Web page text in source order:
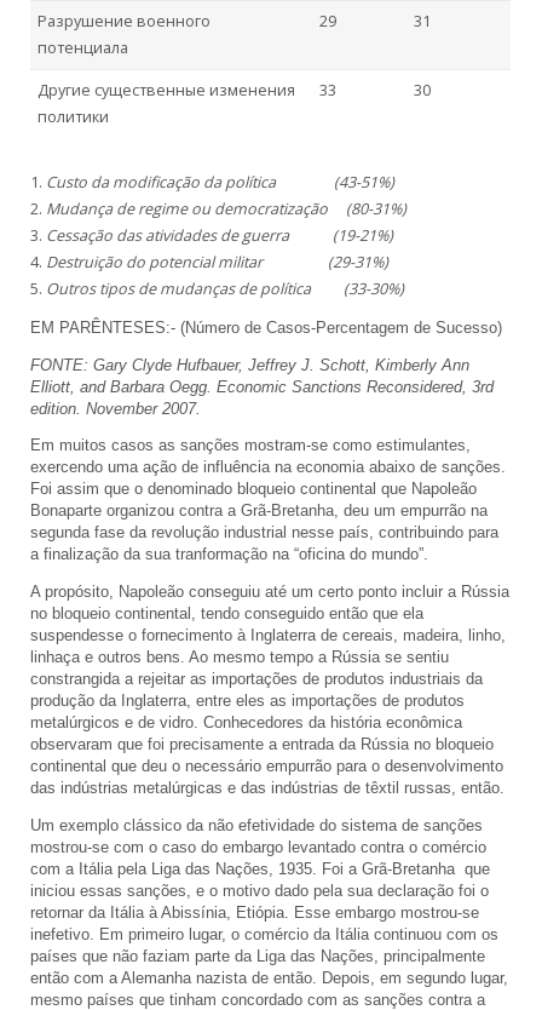
Разрушение военного
потенциала
29 31
Другие существенные изменения
политики
33 30
Custo da modificação da política (43-51%)
Mudança de regime ou democratização (80-31%)
Cessação das atividades de guerra (19-21%)
Destruição do potencial militar (29-31%)
Outros tipos de mudanças de política (33-30%)
EM PARÊNTESES:- (Número de Casos-Percentagem de Sucesso)
FONTE: Gary Clyde Hufbauer, Jeffrey J. Schott, Kimberly Ann
Elliott, and Barbara Oegg. Economic Sanctions Reconsidered, 3rd
edition. November 2007.
Em muitos casos as sanções mostram-se como estimulantes,
exercendo uma ação de influência na economia abaixo de sanções.
Foi assim que o denominado bloqueio continental que Napoleão
Bonaparte organizou contra a Grã-Bretanha, deu um empurrão na
segunda fase da revolução industrial nesse país, contribuindo para
a finalização da sua tranformação na “oficina do mundo”.
A propósito, Napoleão conseguiu até um certo ponto incluir a Rússia
no bloqueio continental, tendo conseguido então que ela
suspendesse o fornecimento à Inglaterra de cereais, madeira, linho,
linhaça e outros bens. Ao mesmo tempo a Rússia se sentiu
constrangida a rejeitar as importações de produtos industriais da
produção da Inglaterra, entre eles as importações de produtos
metalúrgicos e de vidro. Conhecedores da história econômica
observaram que foi precisamente a entrada da Rússia no bloqueio
continental que deu o necessário empurrão para o desenvolvimento
das indústrias metalúrgicas e das indústrias de têxtil russas, então.
Um exemplo clássico da não efetividade do sistema de sanções
mostrou-se com o caso do embargo levantado contra o comércio
com a Itália pela Liga das Nações, 1935. Foi a Grã-Bretanha que
iniciou essas sanções, e o motivo dado pela sua declaração foi o
retornar da Itália à Abissínia, Etiópia. Esse embargo mostrou-se
inefetivo. Em primeiro lugar, o comércio da Itália continuou com os
países que não faziam parte da Liga das Nações, principalmente
então com a Alemanha nazista de então. Depois, em segundo lugar,
mesmo países que tinham concordado com as sanções contra a